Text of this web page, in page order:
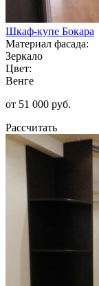
Шкаф-купе Бокара
Материал фасада:
Зеркало
Цвет:
Венге
от 51 000 руб.
Рассчитать